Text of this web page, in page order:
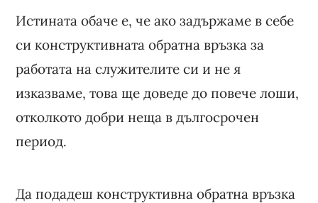
Истината обаче е, че ако задържаме в себе
си конструктивната обратна връзка за
работата на служителите си и не я
изказваме, това ще доведе до повече лоши,
отколкото добри неща в дългосрочен
период.
Да подадеш конструктивна обратна връзка